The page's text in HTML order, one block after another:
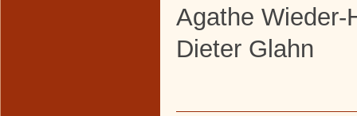
Agathe Wieder-
Dieter Glahn